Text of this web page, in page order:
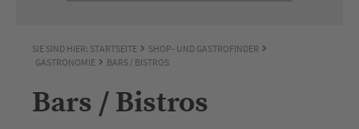
SIE SIND HIER: STARTSEITE
SHOP- UND GASTROFINDER
GASTRONOMIE
BARS / BISTROS
Bars / Bistros